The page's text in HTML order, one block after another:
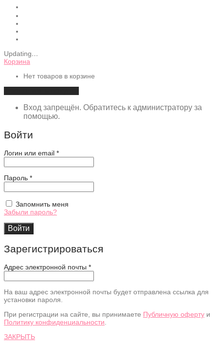
Updating…
Корзина
Нет товаров в корзине
Вход запрещён. Обратитесь к администратору за
помощью.
Войти
Логин или email *Обязательно
Пароль *Обязательно
Запомнить меня
Забыли пароль?
Войти
Зарегистрироваться
Адрес электронной почты *
На ваш адрес электронной почты будет отправлена ссылка для
установки пароля.
При регистрации на сайте, вы принимаете Публичную оферту и
Политику конфиденциальности.
ЗАКРЫТЬ